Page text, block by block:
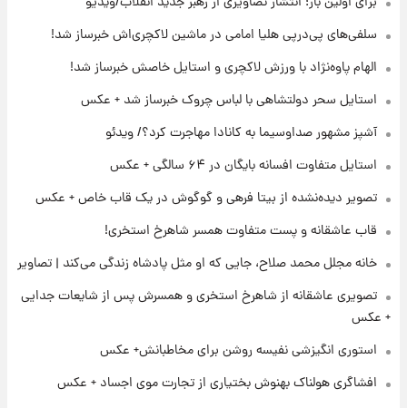
۲۱ ساعت پیش
لحظه برخورد رعد و برق به ساختمان مرکز تجارت
جهانی در آمریکا + فیلم
۲۱ ساعت پیش
برای اولین بار؛ انتشار تصاویری از رهبر جدید
انقلاب/ویدیو
تصاویر عمامه بستن به شیوه خاتمی/ویدیو
سلفی‌های پی‌درپی هلیا امامی در ماشین لاکچری‌اش خبرساز شد!
الهام پاوه‌نژاد با ورزش لاکچری و استایل خاصش خبرساز شد!
استایل سحر دولتشاهی با لباس چروک خبرساز شد + عکس
آشپز مشهور صداوسیما به کانادا مهاجرت کرد؟/ ویدئو
استایل متفاوت افسانه بایگان در ۶۴ سالگی + عکس
تصویر دیده‌نشده از بیتا فرهی و گوگوش در یک قاب خاص + عکس
قاب عاشقانه و پست متفاوت همسر شاهرخ استخری!
خانه مجلل محمد صلاح، جایی که او مثل پادشاه زندگی می‌کند | تصاویر
تصویری عاشقانه از شاهرخ استخری و همسرش پس از شایعات جدایی
+ عکس
استوری انگیزشی نفیسه روشن برای مخاطبانش+ عکس
افشاگری هولناک بهنوش بختیاری از تجارت موی اجساد + عکس